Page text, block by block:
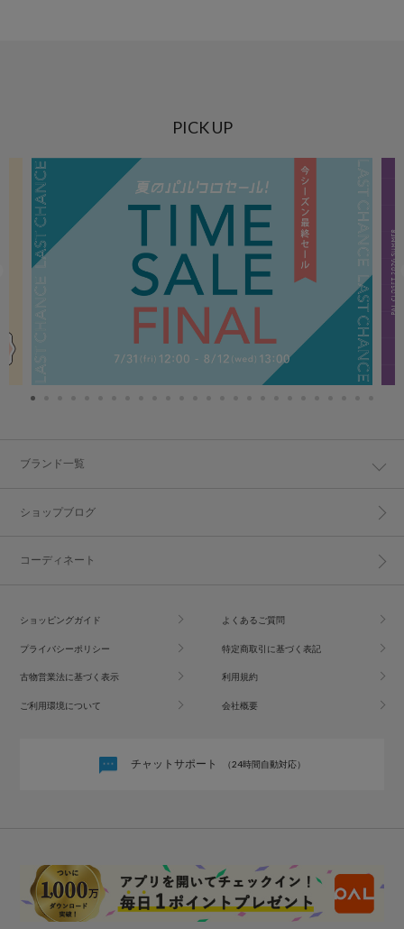
PICK UP
ブランド一覧
ショップブログ
コーディネート
ショッピングガイド よくあるご質問
プライバシーポリシー 特定商取引に基づく表記
古物営業法に基づく表示 利用規約
ご利用環境について 会社概要
チャットサポート （24時間自動対応）